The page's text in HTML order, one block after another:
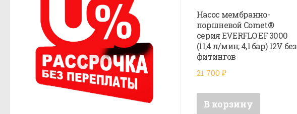
Насос мембранно-
поршневой Comet®
серия EVERFLO EF 3000
(11,4 л/мин; 4,1 бар) 12V без
фитингов
21 700 ₽
В корзину